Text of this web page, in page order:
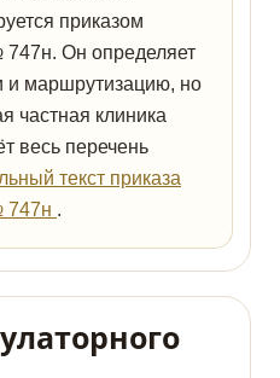
приказом
Он определяет
и маршрутизацию, но
частная клиника
весь перечень
текст приказа
747н .